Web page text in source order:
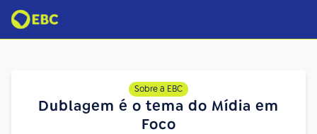
Sobre a EBC
Dublagem é o tema do Mídia em
Foco